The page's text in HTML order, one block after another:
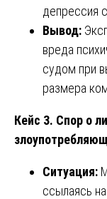
депрессия
Вывод:
вреда
судом при
размера
Кейс 3. Спор о
Ситуация:
ссылаясь